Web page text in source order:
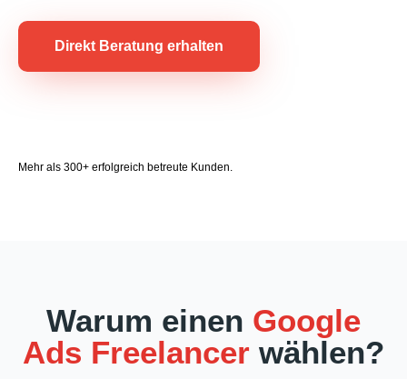
Direkt Beratung erhalten
Mehr als 300+ erfolgreich betreute Kunden.
Warum einen Google
Ads Freelancer wählen?